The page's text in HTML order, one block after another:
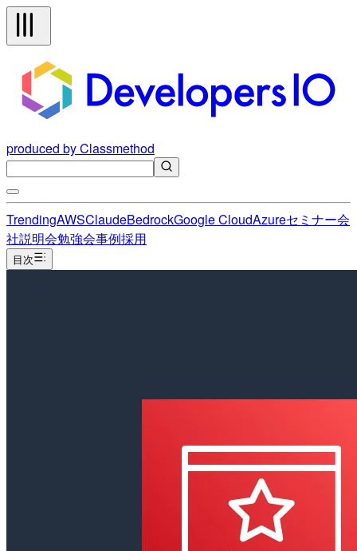
produced by Classmethod
TrendingAWSClaudeBedrockGoogle CloudAzureセミナー会
社説明会勉強会事例採用
目次